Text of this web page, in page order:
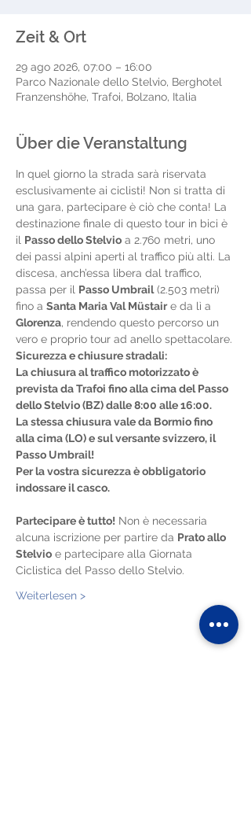
Zeit & Ort
29 ago 2026, 07:00 – 16:00
Parco Nazionale dello Stelvio, Berghotel
Franzenshöhe, Trafoi, Bolzano, Italia
Über die Veranstaltung
In quel giorno la strada sarà riservata
esclusivamente ai ciclisti! Non si tratta di
una gara, partecipare è ciò che conta! La
destinazione finale di questo tour in bici è
il Passo dello Stelvio a 2.760 metri, uno
dei passi alpini aperti al traffico più alti. La
discesa, anch’essa libera dal traffico,
passa per il Passo Umbrail (2.503 metri)
fino a Santa Maria Val Müstair e da lì a
Glorenza, rendendo questo percorso un
vero e proprio tour ad anello spettacolare.
Sicurezza e chiusure stradali:
La chiusura al traffico motorizzato è
prevista da Trafoi fino alla cima del Passo
dello Stelvio (BZ) dalle 8:00 alle 16:00.
La stessa chiusura vale da Bormio fino
alla cima (LO) e sul versante svizzero, il
Passo Umbrail!
Per la vostra sicurezza è obbligatorio
indossare il casco.
Partecipare è tutto! Non è necessaria
alcuna iscrizione per partire da Prato allo
Stelvio e partecipare alla Giornata
Ciclistica del Passo dello Stelvio.
Weiterlesen >